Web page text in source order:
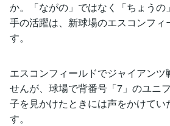
か。「ながの」ではなく「ちょうの
手の活躍は、新球場のエスコンフ
す。
エスコンフィールドでジャイアンツ
せんが、球場で背番号「7」のユニ
子を見かけたときには声をかけて
す。